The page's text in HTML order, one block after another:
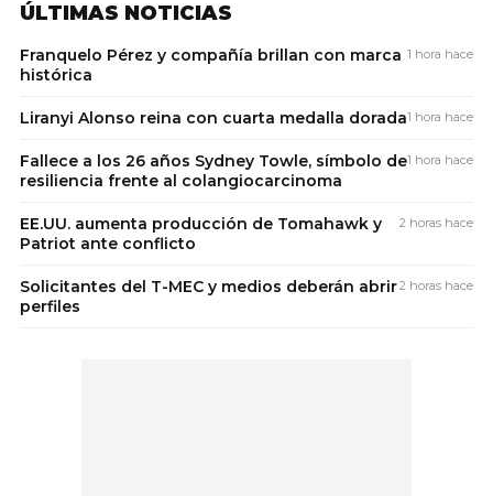
ÚLTIMAS NOTICIAS
Franquelo Pérez y compañía brillan con marca
histórica
1 hora hace
Liranyi Alonso reina con cuarta medalla dorada1 hora hace
Fallece a los 26 años Sydney Towle, símbolo de
resiliencia frente al colangiocarcinoma
1 hora hace
EE.UU. aumenta producción de Tomahawk y
Patriot ante conflicto
2 horas hace
Solicitantes del T-MEC y medios deberán abrir
perfiles
2 horas hace